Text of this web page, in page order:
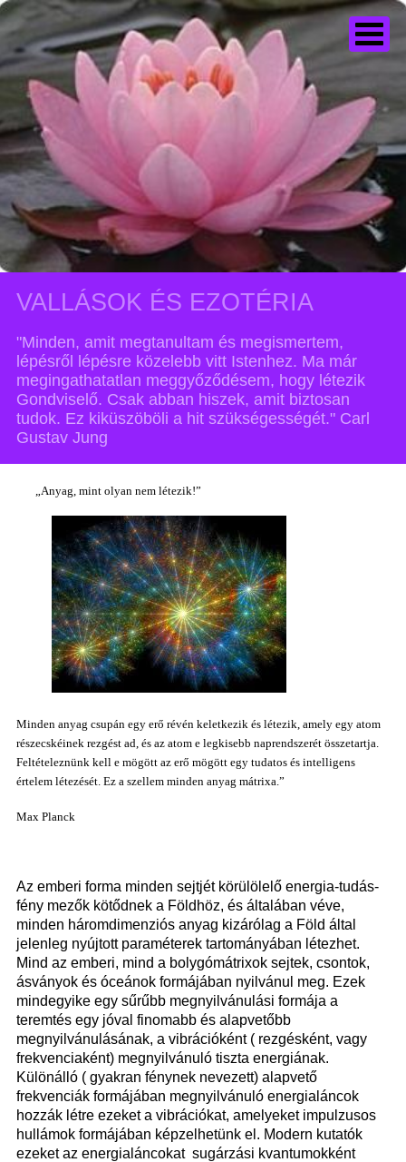
VALLÁSOK ÉS EZOTÉRIA
"Minden, amit megtanultam és megismertem,
lépésről lépésre közelebb vitt Istenhez. Ma már
megingathatatlan meggyőződésem, hogy létezik
Gondviselő. Csak abban hiszek, amit biztosan
tudok. Ez kiküszöböli a hit szükségességét." Carl
Gustav Jung
„Anyag, mint olyan nem létezik!”
Minden anyag csupán egy erő révén keletkezik és létezik, amely egy atom
részecskéinek rezgést ad, és az atom e legkisebb naprendszerét összetartja.
Feltételeznünk kell e mögött az erő mögött egy tudatos és intelligens
értelem létezését. Ez a szellem minden anyag mátrixa.”
Max Planck
Az emberi forma minden sejtjét körülölelő energia-tudás-
fény mezők kötődnek a Földhöz, és általában véve,
minden háromdimenziós anyag kizárólag a Föld által
jelenleg nyújtott paraméterek tartományában létezhet.
Mind az emberi, mind a bolygómátrixok sejtek, csontok,
ásványok és óceánok formájában nyilvánul meg. Ezek
mindegyike egy sűrűbb megnyilvánulási formája a
teremtés egy jóval finomabb és alapvetőbb
megnyilvánulásának, a vibrációként ( rezgésként, vagy
frekvenciaként) megnyilvánuló tiszta energiának.
Különálló ( gyakran fénynek nevezett) alapvető
frekvenciák formájában megnyilvánuló energialáncok
hozzák létre ezeket a vibrációkat, amelyeket impulzusos
hullámok formájában képzelhetünk el. Modern kutatók
ezeket az energialáncokat sugárzási kvantumokként